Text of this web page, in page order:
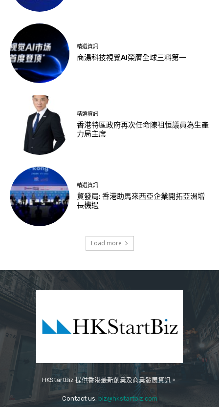
精選資訊
商湯科技視覺AI榮膺全球三料第一
精選資訊
香港特區政府再次任命陳祖恒議員為生產
力局主席
精選資訊
貿發局: 香港助馬來西亞企業開拓亞洲增
長機遇
Load more
HKStartBiz 提供香港最新創業及商業發展資訊。
Contact us: biz@hkstartbiz.com